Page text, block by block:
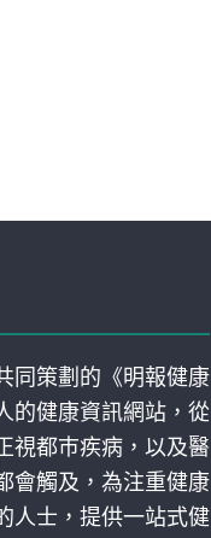
同策劃的《明報健康
的健康資訊網站，從
視都巿疾病，以及醫
會觸及，為注重健康
人士，提供一站式健